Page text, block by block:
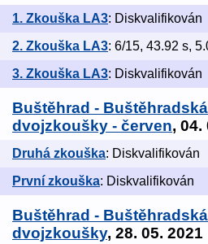
1. Zkouška LA3: Diskvalifikován
2. Zkouška LA3: 6/15, 43.92 s,
3. Zkouška LA3: Diskvalifikován
Buštěhrad -
dvojzkoušky - červen, 04.
Druhá zkouška: Diskvalifikován
První zkouška: Diskvalifikován
Buštěhrad -
dvojzkoušky, 28. 05. 2021